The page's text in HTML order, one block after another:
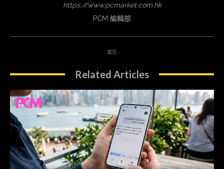
https://www.pcmarket.com.hk
PCM 編輯部
- 廣告 -
Related Articles